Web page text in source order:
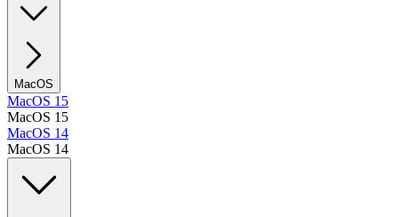
MacOS
MacOS 15
MacOS 15
MacOS 14
MacOS 14